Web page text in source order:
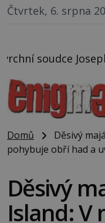
Čtvrtek, 6. srpna
F. Crater se
Domů
Děsivý
pohybuje obří had a
Děsivý
Island: V